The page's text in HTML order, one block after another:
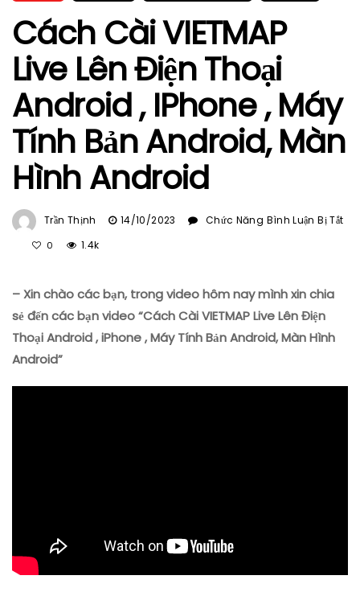
Cách Cài VIETMAP
Live Lên Điện Thoại
Android , IPhone , Máy
Tính Bản Android, Màn
Hình Android
Trần Thịnh 14/10/2023
Chức Năng Bình Luận Bị Tắt
VIETMAP
Live
Lên
Điện
Thoại
Android
Android
0 1.4k
– Xin chào các bạn, trong video hôm nay mình xin chia
sẻ đến các bạn video “Cách Cài VIETMAP Live Lên Điện
Thoại Android , iPhone , Máy Tính Bản Android, Màn Hình
Android”